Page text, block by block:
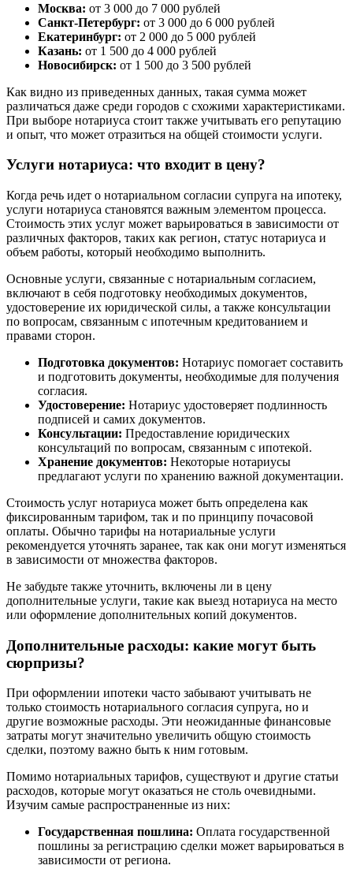
Москва: от 3 000 до 7 000 рублей
Санкт-Петербург: от 3 000 до 6 000 рублей
Екатеринбург: от 2 000 до 5 000 рублей
Казань: от 1 500 до 4 000 рублей
Новосибирск: от 1 500 до 3 500 рублей
Как видно из приведенных данных, такая сумма может
различаться даже среди городов с схожими характеристиками.
При выборе нотариуса стоит также учитывать его репутацию
и опыт, что может отразиться на общей стоимости услуги.
Услуги нотариуса: что входит в цену?
Когда речь идет о нотариальном согласии супруга на ипотеку,
услуги нотариуса становятся важным элементом процесса.
Стоимость этих услуг может варьироваться в зависимости от
различных факторов, таких как регион, статус нотариуса и
объем работы, который необходимо выполнить.
Основные услуги, связанные с нотариальным согласием,
включают в себя подготовку необходимых документов,
удостоверение их юридической силы, а также консультации
по вопросам, связанным с ипотечным кредитованием и
правами сторон.
Подготовка документов: Нотариус помогает составить
и подготовить документы, необходимые для получения
согласия.
Удостоверение: Нотариус удостоверяет подлинность
подписей и самих документов.
Консультации: Предоставление юридических
консультаций по вопросам, связанным с ипотекой.
Хранение документов: Некоторые нотариусы
предлагают услуги по хранению важной документации.
Стоимость услуг нотариуса может быть определена как
фиксированным тарифом, так и по принципу почасовой
оплаты. Обычно тарифы на нотариальные услуги
рекомендуется уточнять заранее, так как они могут изменяться
в зависимости от множества факторов.
Не забудьте также уточнить, включены ли в цену
дополнительные услуги, такие как выезд нотариуса на место
или оформление дополнительных копий документов.
Дополнительные расходы: какие могут быть
сюрпризы?
При оформлении ипотеки часто забывают учитывать не
только стоимость нотариального согласия супруга, но и
другие возможные расходы. Эти неожиданные финансовые
затраты могут значительно увеличить общую стоимость
сделки, поэтому важно быть к ним готовым.
Помимо нотариальных тарифов, существуют и другие статьи
расходов, которые могут оказаться не столь очевидными.
Изучим самые распространенные из них:
Государственная пошлина: Оплата государственной
пошлины за регистрацию сделки может варьироваться в
зависимости от региона.